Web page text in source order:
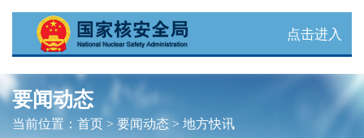
点击进入
要闻动态
当前位置： 首页> 要闻动态 > 地方快讯